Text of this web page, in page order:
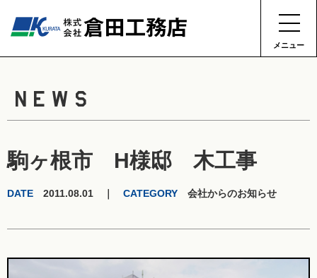
メニュー
NEWS
駒ヶ根市 H様邸 木工事
DATE 2011.08.01 ｜ CATEGORY 会社からのお知らせ